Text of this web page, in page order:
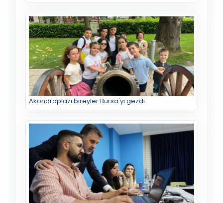
Akondroplazi bireyler Bursa'yı gezdi